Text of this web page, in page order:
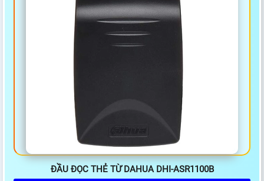
ĐẦU ĐỌC THẺ TỪ DAHUA DHI-ASR1100B